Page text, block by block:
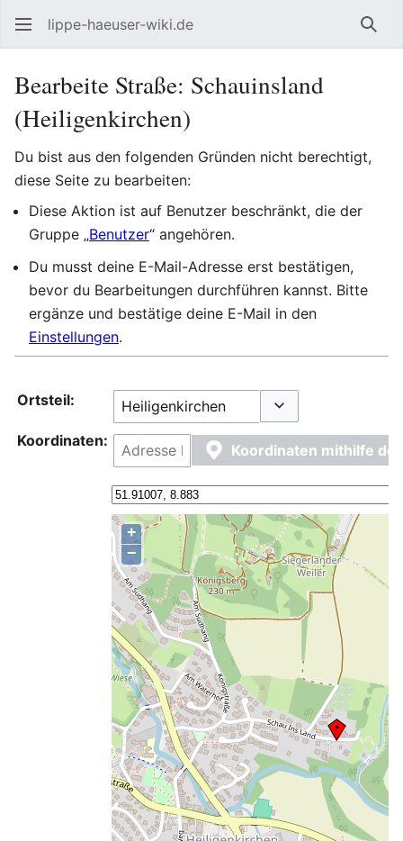
lippe-haeuser-wiki.de
Bearbeite Straße: Schauinsland
(Heiligenkirchen)
Du bist aus den folgenden Gründen nicht berechtigt,
diese Seite zu bearbeiten:
Diese Aktion ist auf Benutzer beschränkt, die der
Gruppe „Benutzer“ angehören.
Du musst deine E-Mail-Adresse erst bestätigen,
bevor du Bearbeitungen durchführen kannst. Bitte
ergänze und bestätige deine E-Mail in den
Einstellungen.
Ortsteil:
Koordinaten:
Koordinaten mithilfe
+
−